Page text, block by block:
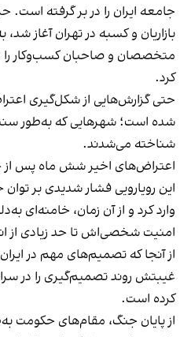
جامعه ایران را در بر گرفته است.
بازاریان و کسبه در تهران آغاز
متخصصان و صاحبان کسب‌وکار را
کرد.
حتی گزارش‌هایی از شکل‌گیری
شده است؛ شهرهایی که به‌طور
شناخته می‌شدند.
این رویارویی فشار شدیدی بر
وارد کرد و از آن زمان، خامنه‌ای
امنیت شخصی‌اش تا حد زیادی از
از آنجا که تصمیم‌های مهم در
غیبتش روند تصمیم‌گیری را در
کرده است.
از پایان جنگ، مقام‌های حکومت